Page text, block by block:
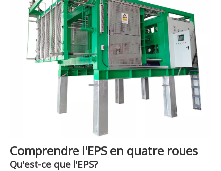
Comprendre l'EPS en quatre roues
Qu'est-ce que l'EPS?